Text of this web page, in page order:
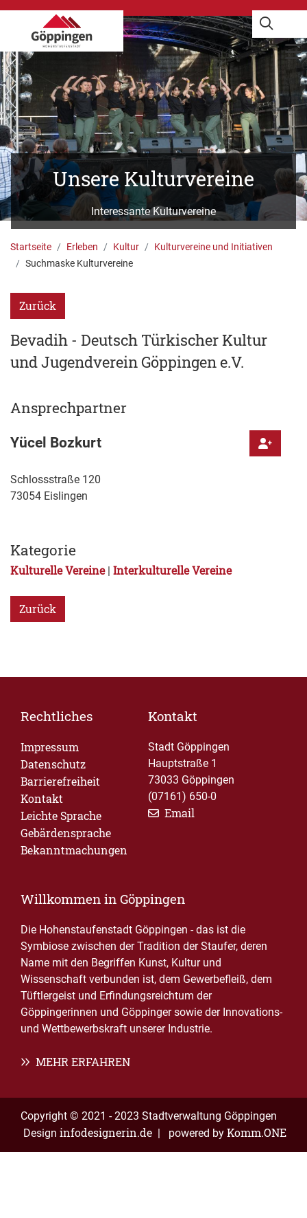
G. Carlucci
Unsere Kulturvereine
Interessante Kulturvereine
Startseite Erleben Kultur
Kulturvereine und Initiativen
Suchmaske Kulturvereine
Zurück
Bevadih - Deutsch Türkischer Kultur
und Jugendverein Göppingen e.V.
Ansprechpartner
Yücel Bozkurt
Schlossstraße 120
73054 Eislingen
Kategorie
Kulturelle Vereine| Interkulturelle Vereine
Zurück
Rechtliches
Impressum
Datenschutz
Barrierefreiheit
Kontakt
Leichte Sprache
Gebärdensprache
Bekanntmachungen
Kontakt
Stadt Göppingen
Hauptstraße 1
73033 Göppingen
(07161) 650-0
Email
Willkommen in Göppingen
Die Hohenstaufenstadt Göppingen - das ist die
Symbiose zwischen der Tradition der Staufer, deren
Name mit den Begriffen Kunst, Kultur und
Wissenschaft verbunden ist, dem Gewerbefleiß, dem
Tüftlergeist und Erfindungsreichtum der
Göppingerinnen und Göppinger sowie der Innovations-
und Wettbewerbskraft unserer Industrie.
MEHR ERFAHREN
Copyright © 2021 - 2023 Stadtverwaltung Göppingen
Design infodesignerin.de | powered by Komm.ONE